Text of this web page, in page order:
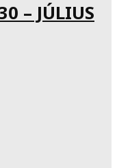
– JÚLIUS